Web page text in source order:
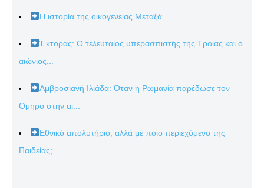
Η ιστορία της οικογένειας Μεταξά.
Έκτορας: Ο τελευταίος υπερασπιστής της Τροίας και ο
αιώνιος...
Αμβροσιανή Ιλιάδα: Όταν η Ρωμανία παρέδωσε τον
Όμηρο στην αι...
Εθνικό απολυτήριο, αλλά με ποιο περιεχόμενο της
Παιδείας;